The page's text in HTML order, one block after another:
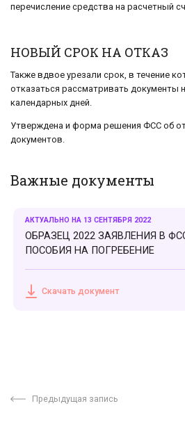
перечисление средства на расчетный
НОВЫЙ СРОК НА ОТКАЗ
Также вдвое урезали срок, в течение
отказаться рассматривать документы
календарных дней.
Утверждена и форма решения ФСС об
документов.
Важные документы
АКТУАЛЬНО НА 13 СЕНТЯБРЯ 2022
ОБРАЗЕЦ 2022 ЗАЯВЛЕНИЯ В
ПОСОБИЯ НА ПОГРЕБЕНИЕ
Скачать документ
Предыдущая запись